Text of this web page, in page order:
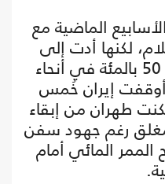
الماضية مع
لكنها أدت إلى
ارتفاع أسعار البنزين بنحو 50 بالمئة في أنحاء
أوقفت إيران خُمس
طهران من إبقاء
رغم جهود سفن
الممر المائي أمام